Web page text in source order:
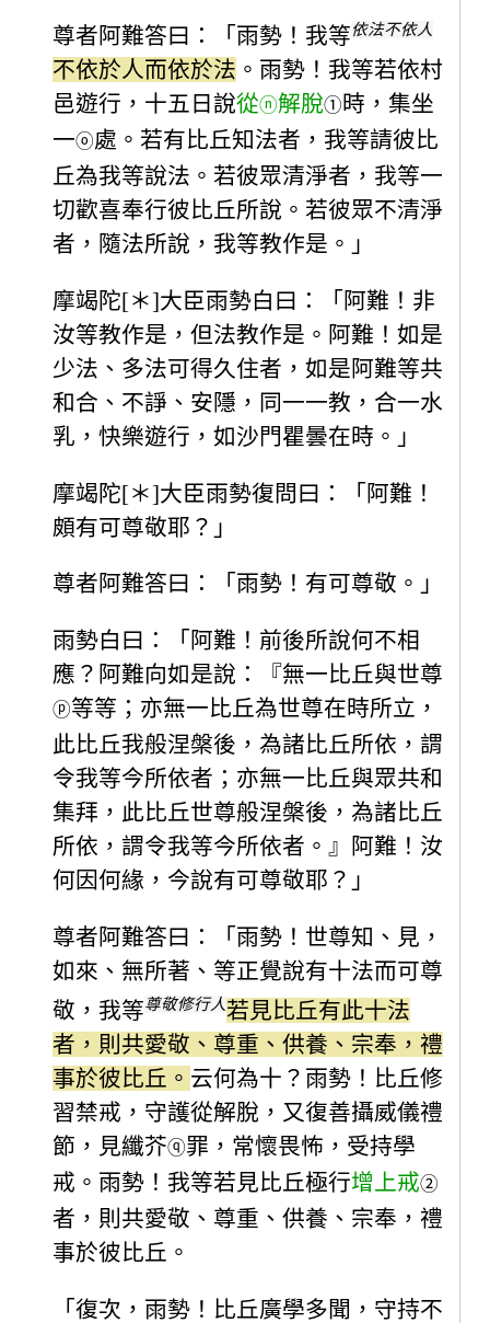
尊者阿難答曰：「雨勢！我等依法不依人
不依於人而依於法 。雨勢！我等若依村
邑遊行，十五日說從ⓝ解脫① 時，集坐
一ⓞ處。若有比丘知法者，我等請彼比
丘為我等說法。若彼眾清淨者，我等一
切歡喜奉行彼比丘所說。若彼眾不清淨
者，隨法所說，我等教作是。」
摩竭陀[＊]大臣雨勢白曰：「阿難！非
汝等教作是，但法教作是。阿難！如是
少法、多法可得久住者，如是阿難等共
和合、不諍、安隱，同一一教，合一水
乳，快樂遊行，如沙門瞿曇在時。」
摩竭陀[＊]大臣雨勢復問曰：「阿難！
頗有可尊敬耶？」
尊者阿難答曰：「雨勢！有可尊敬。」
雨勢白曰：「阿難！前後所說何不相
應？阿難向如是說：『無一比丘與世尊
ⓟ等等；亦無一比丘為世尊在時所立，
此比丘我般涅槃後，為諸比丘所依，謂
令我等今所依者；亦無一比丘與眾共和
集拜，此比丘世尊般涅槃後，為諸比丘
所依，謂令我等今所依者。』阿難！汝
何因何緣，今說有可尊敬耶？」
尊者阿難答曰：「雨勢！世尊知、見，
如來、無所著、等正覺說有十法而可尊
敬，我等尊敬修行人若見比丘有此十法
者，則共愛敬、尊重、供養、宗奉，禮
事於彼比丘。 云何為十？雨勢！比丘修
習禁戒，守護從解脫，又復善攝威儀禮
節，見纖芥ⓠ罪，常懷畏怖，受持學
戒。雨勢！我等若見比丘極行增上戒②
者，則共愛敬、尊重、供養、宗奉，禮
事於彼比丘。
「復次，雨勢！比丘廣學多聞，守持不